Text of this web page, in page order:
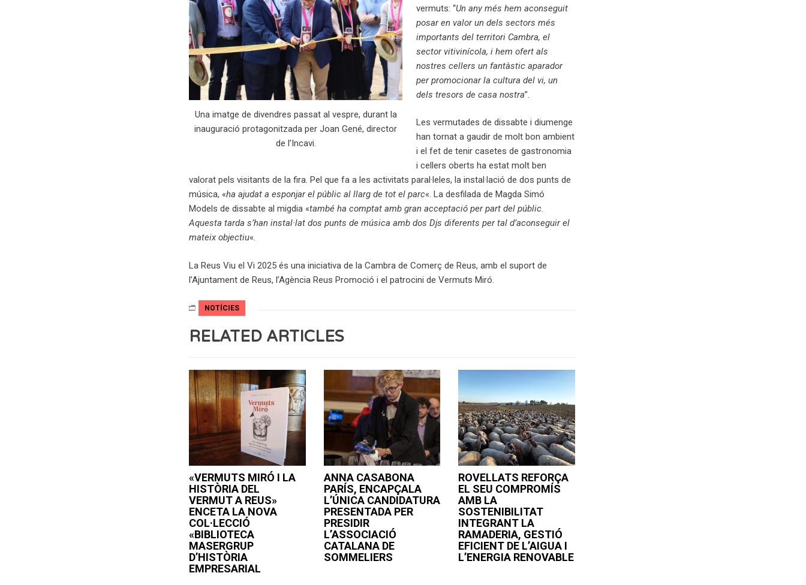
Una imatge de divendres passat al vespre, durant la
inauguració protagonitzada per Joan Gené, director
de l’Incavi.
vermuts: “Un any més hem aconseguit
posar en valor un dels sectors més
importants del territori Cambra, el
sector vitivinícola, i hem ofert als
nostres cellers un fantàstic aparador
per promocionar la cultura del vi, un
dels tresors de casa nostra”.
Les vermutades de dissabte i diumenge
han tornat a gaudir de molt bon ambient
i el fet de tenir casetes de gastronomia
i cellers oberts ha estat molt ben
valorat pels visitants de la fira. Pel que fa a les activitats paral·leles, la instal·lació de dos punts de
música, «ha ajudat a esponjar el públic al llarg de tot el parc«. La desfilada de Magda Simó
Models de dissabte al migdia «també ha comptat amb gran acceptació per part del públic.
Aquesta tarda s’han instal·lat dos punts de música amb dos Djs diferents per tal d’aconseguir el
mateix objectiu«.
La Reus Viu el Vi 2025 és una iniciativa de la Cambra de Comerç de Reus, amb el suport de
l’Ajuntament de Reus, l’Agència Reus Promoció i el patrocini de Vermuts Miró.
NOTÍCIES
RELATED ARTICLES
«VERMUTS MIRÓ I LA
HISTÒRIA DEL
VERMUT A REUS»
ENCETA LA NOVA
COL·LECCIÓ
«BIBLIOTECA
MASERGRUP
D’HISTÒRIA
EMPRESARIAL
ANNA CASABONA
PARÍS, ENCAPÇALA
L’ÚNICA CANDIDATURA
PRESENTADA PER
PRESIDIR
L’ASSOCIACIÓ
CATALANA DE
SOMMELIERS
ROVELLATS REFORÇA
EL SEU COMPROMÍS
AMB LA
SOSTENIBILITAT
INTEGRANT LA
RAMADERIA, GESTIÓ
EFICIENT DE L’AIGUA I
L’ENERGIA RENOVABLE